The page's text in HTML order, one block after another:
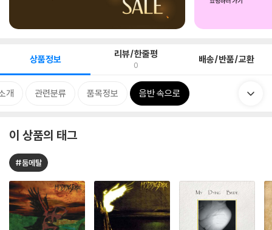
상품정보 리뷰/한줄평
0 배송/반품/교환
개 관련분류 품목정보 음반 속으로
이 상품의 태그
#둠메탈